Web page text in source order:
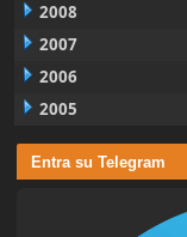
Entra su Telegram
2008
2007
2006
2005